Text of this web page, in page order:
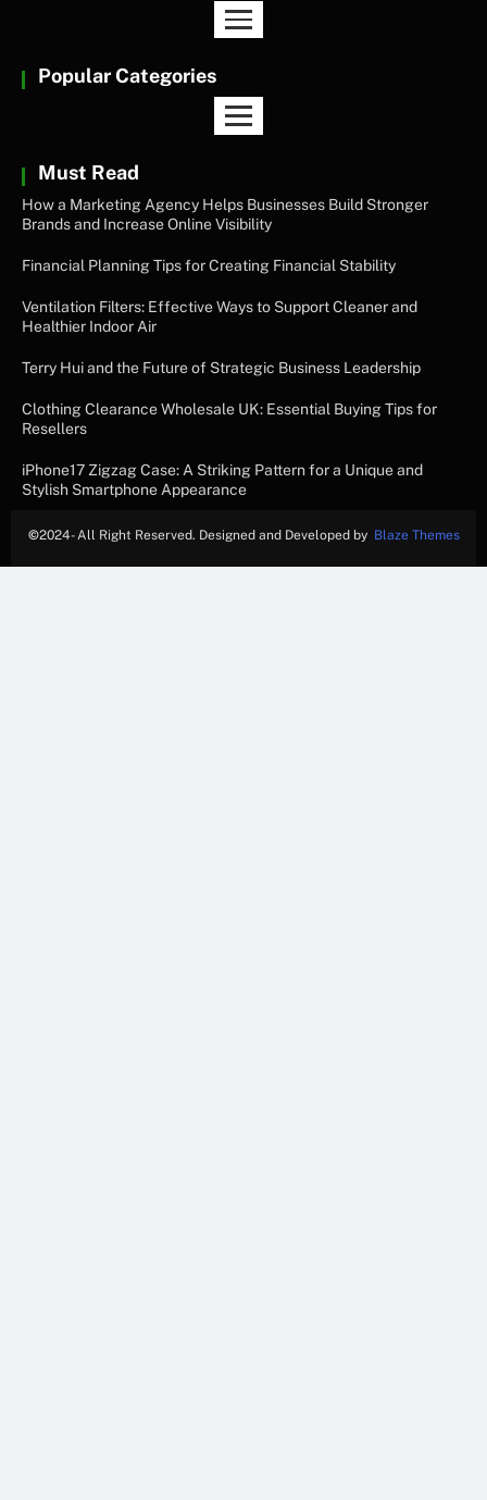
Popular Categories
Must Read
How a Marketing Agency Helps Businesses Build Stronger
Brands and Increase Online Visibility
Financial Planning Tips for Creating Financial Stability
Ventilation Filters: Effective Ways to Support Cleaner and
Healthier Indoor Air
Terry Hui and the Future of Strategic Business Leadership
Clothing Clearance Wholesale UK: Essential Buying Tips for
Resellers
iPhone17 Zigzag Case: A Striking Pattern for a Unique and
Stylish Smartphone Appearance
©2024- All Right Reserved. Designed and Developed by Blaze Themes